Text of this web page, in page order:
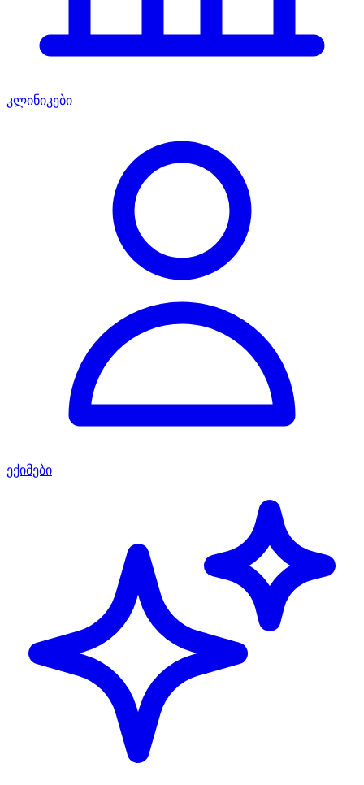
კლინიკები
ექიმები